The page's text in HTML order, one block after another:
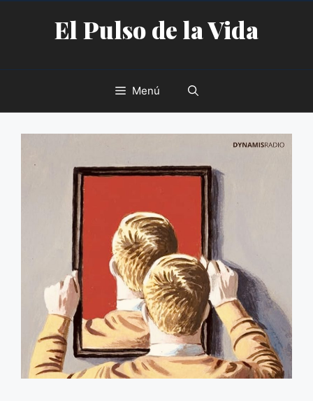
contenidoEl Pulso de la Vida
Menú